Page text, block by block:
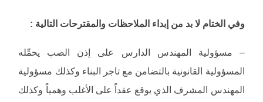
وفي الختام لا بد من إبداء الملاحظات والمقترحات التالية :
– مسؤولية المهندس الدارس على إذن الصب يحمِّله
المسؤولية القانونية بالتضامن مع تاجر البناء وكذلك مسؤولية
المهندس المشرف الذي يوقع عقداً على الأغلب وهمياً وكذلك